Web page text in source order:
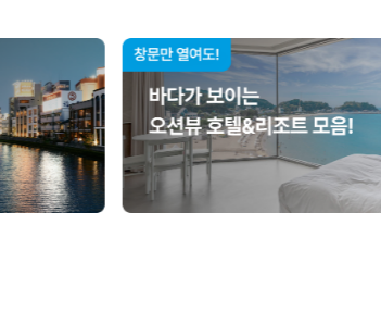
함께 확인해야 실제로 저렴한 차량을 고를 수 있습니다.
스타일에 맞는 보장 수준을 선택할 수 있습니다.
을 가격과 함께 비교하는 것이 좋습니다.